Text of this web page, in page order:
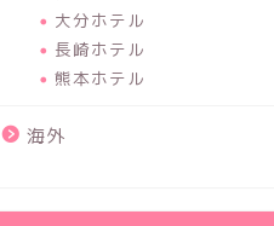
大分ホテル
長崎ホテル
熊本ホテル
海外